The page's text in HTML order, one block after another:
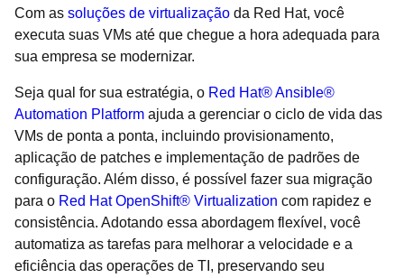
Com as soluções de virtualização da Red Hat, você
executa suas VMs até que chegue a hora adequada para
sua empresa se modernizar.
Seja qual for sua estratégia, o Red Hat® Ansible®
Automation Platform ajuda a gerenciar o ciclo de vida das
VMs de ponta a ponta, incluindo provisionamento,
aplicação de patches e implementação de padrões de
configuração. Além disso, é possível fazer sua migração
para o Red Hat OpenShift® Virtualization com rapidez e
consistência. Adotando essa abordagem flexível, você
automatiza as tarefas para melhorar a velocidade e a
eficiência das operações de TI, preservando seu